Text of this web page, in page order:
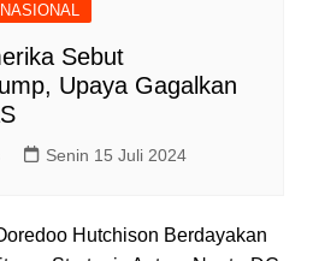
Sebut
Upaya Gagalkan
Senin 15 Juli 2024